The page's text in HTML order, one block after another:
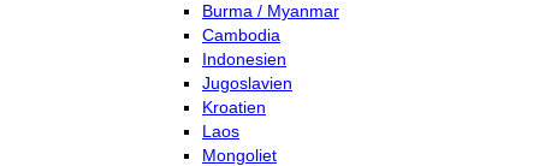
Burma / Myanmar
Cambodia
Indonesien
Jugoslavien
Kroatien
Laos
Mongoliet